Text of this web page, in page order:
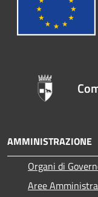
AMMINISTRAZIONE
Organi di
Aree